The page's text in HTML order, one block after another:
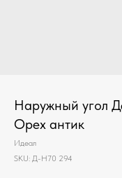
Наружный угол
Орех антик
Идеал
SKU: Д-Н70 294